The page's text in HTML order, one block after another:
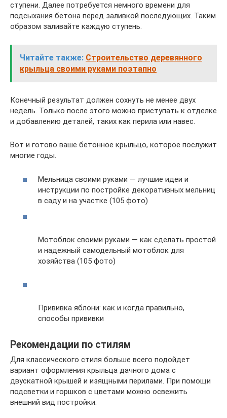
ступени. Далее потребуется немного времени для
подсыхания бетона перед заливкой последующих. Таким
образом заливайте каждую ступень.
Читайте также: Строительство деревянного
крыльца своими руками поэтапно
Конечный результат должен сохнуть не менее двух
недель. Только после этого можно приступать к отделке
и добавлению деталей, таких как перила или навес.
Вот и готово ваше бетонное крыльцо, которое послужит
многие годы.
Мельница своими руками — лучшие идеи и
инструкции по постройке декоративных мельниц
в саду и на участке (105 фото)
Мотоблок своими руками — как сделать простой
и надежный самодельный мотоблок для
хозяйства (105 фото)
Прививка яблони: как и когда правильно,
способы прививки
Рекомендации по стилям
Для классического стиля больше всего подойдет
вариант оформления крыльца дачного дома с
двускатной крышей и изящными перилами. При помощи
подсветки и горшков с цветами можно освежить
внешний вид постройки.